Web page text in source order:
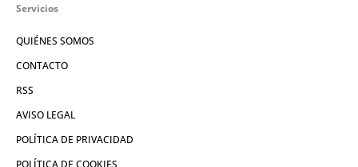
Servicios
QUIÉNES SOMOS
CONTACTO
RSS
AVISO LEGAL
POLÍTICA DE PRIVACIDAD
POLÍTICA DE COOKIES